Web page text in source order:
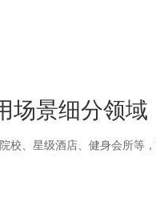
场景细分领域
校、星级酒店、健身会所等